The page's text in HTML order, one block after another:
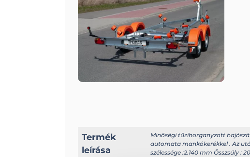
Termék
leírása
Minőségi tűzihorganyzott
automata mankókerékkel . Az
szélessége :2.140 mm Összsúly :